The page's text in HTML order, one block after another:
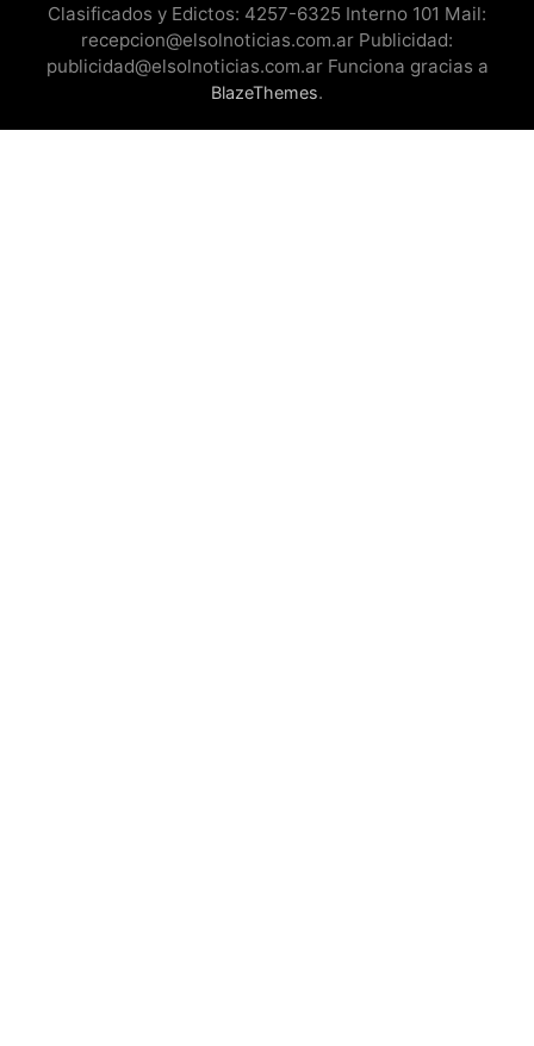
Clasificados y Edictos: 4257-6325 Interno 101 Mail:
recepcion@elsolnoticias.com.ar Publicidad:
publicidad@elsolnoticias.com.ar Funciona gracias a
BlazeThemes.